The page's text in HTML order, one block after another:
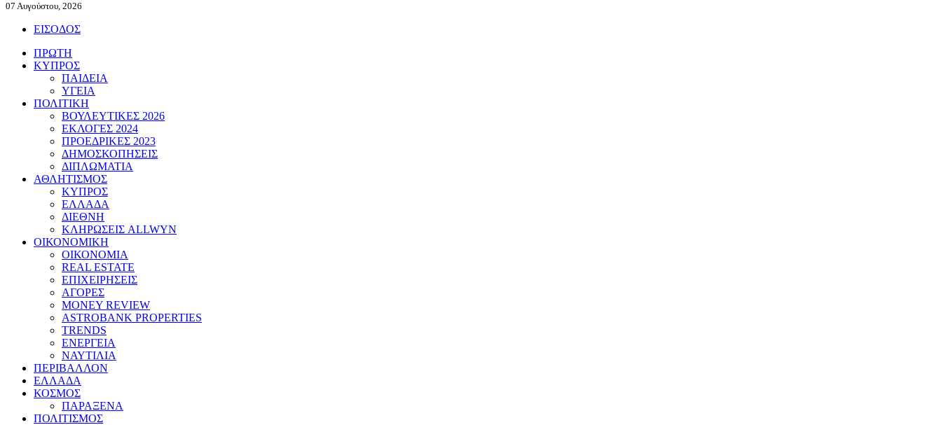
07 Αυγούστου, 2026
ΕΙΣΟΔΟΣ
ΠΡΩΤΗ
ΚΥΠΡΟΣ
ΠΑΙΔΕΙΑ
ΥΓΕΙΑ
ΠΟΛΙΤΙΚΗ
ΒΟΥΛΕΥΤΙΚΕΣ 2026
ΕΚΛΟΓΕΣ 2024
ΠΡΟΕΔΡΙΚΕΣ 2023
ΔΗΜΟΣΚΟΠΗΣΕΙΣ
ΔΙΠΛΩΜΑΤΙΑ
ΑΘΛΗΤΙΣΜΟΣ
ΚΥΠΡΟΣ
ΕΛΛΑΔΑ
ΔΙΕΘΝΗ
ΚΛΗΡΩΣΕΙΣ ALLWYN
ΟΙΚΟΝΟΜΙΚΗ
ΟΙΚΟΝΟΜΙΑ
REAL ESTATE
ΕΠΙΧΕΙΡΗΣΕΙΣ
ΑΓΟΡΕΣ
MONEY REVIEW
ASTROBANK PROPERTIES
TRENDS
ΕΝΕΡΓΕΙΑ
ΝΑΥΤΙΛΙΑ
ΠΕΡΙΒΑΛΛΟΝ
ΕΛΛΑΔΑ
ΚΟΣΜΟΣ
ΠΑΡΑΞΕΝΑ
ΠΟΛΙΤΙΣΜΟΣ